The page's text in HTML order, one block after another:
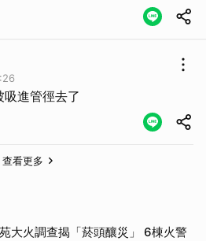
進管徑去了
查看更多
大火調查揭「菸頭釀災」 6棟火警